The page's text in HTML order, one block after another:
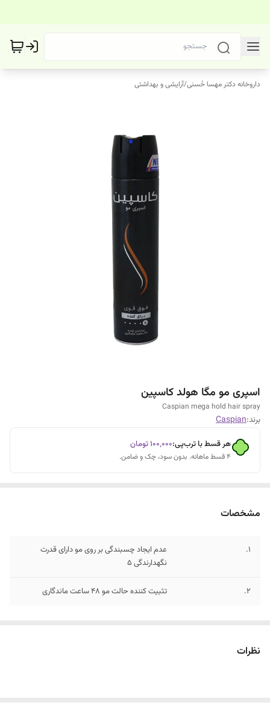
داروخانه دکتر مهسا حُسنی/آرایشی و بهداشتی
اسپری مو مگا هولد کاسپین
Caspian mega hold hair spray
برند:Caspian
هر قسط با ترب‌پی:۱۰۰٬۰۰۰تومان
۴ قسط ماهانه. بدون سود، چک و ضامن.
مشخصات
1.
عدم ایجاد چسبندگی بر روی مو دارای قدرت
نگهدارندگی 5
۲. تثبیت کننده حالت مو 48 ساعت ماندگاری
نظرات